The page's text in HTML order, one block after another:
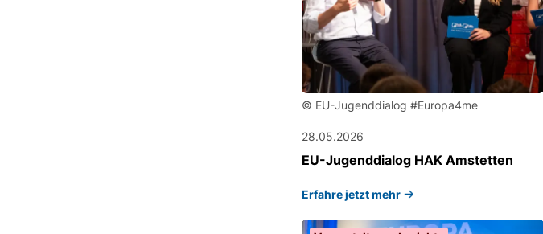
© EU-Jugenddialog #Europa4me
28.05.2026
EU-Jugenddialog HAK Amstetten
Erfahre jetzt mehr